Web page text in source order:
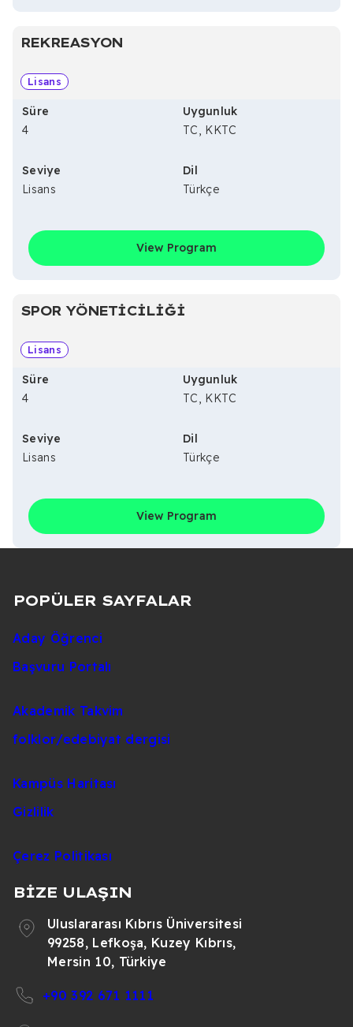
REKREASYON
Lisans
Süre
4
Uygunluk
TC, KKTC
Seviye
Lisans
Dil
Türkçe
View Program
SPOR YÖNETICILIĞI
Lisans
Süre
4
Uygunluk
TC, KKTC
Seviye
Lisans
Dil
Türkçe
View Program
POPÜLER SAYFALAR
Aday Öğrenci
Başvuru Portalı
Akademik Takvim
folklor/edebiyat dergisi
Kampüs Haritası
Gizlilik
Çerez Politikası
BİZE ULAŞIN
Uluslararası Kıbrıs Üniversitesi
99258, Lefkoşa, Kuzey Kıbrıs,
Mersin 10, Türkiye
+90 392 671 1111